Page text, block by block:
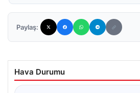
Paylaş:
Hava Durumu